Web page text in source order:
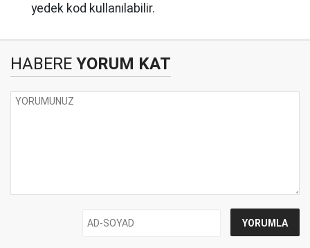
yedek kod kullanılabilir.
HABERE YORUM KAT